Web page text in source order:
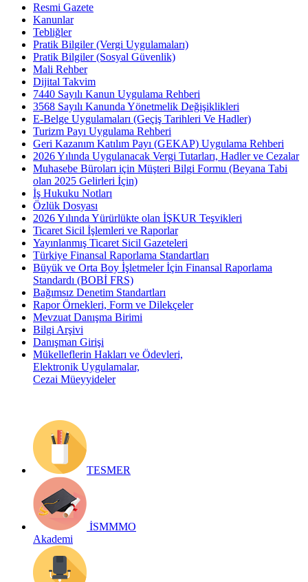
Resmi Gazete
Kanunlar
Tebliğler
Pratik Bilgiler (Vergi Uygulamaları)
Pratik Bilgiler (Sosyal Güvenlik)
Mali Rehber
Dijital Takvim
7440 Sayılı Kanun Uygulama Rehberi
3568 Sayılı Kanunda Yönetmelik Değişiklikleri
E-Belge Uygulamaları (Geçiş Tarihleri Ve Hadler)
Turizm Payı Uygulama Rehberi
Geri Kazanım Katılım Payı (GEKAP) Uygulama Rehberi
2026 Yılında Uygulanacak Vergi Tutarları, Hadler ve Cezalar
Muhasebe Büroları için Müşteri Bilgi Formu (Beyana Tabi
olan 2025 Gelirleri İçin)
İş Hukuku Notları
Özlük Dosyası
2026 Yılında Yürürlükte olan İŞKUR Teşvikleri
Ticaret Sicil İşlemleri ve Raporlar
Yayınlanmış Ticaret Sicil Gazeteleri
Türkiye Finansal Raporlama Standartları
Büyük ve Orta Boy İşletmeler İçin Finansal Raporlama
Standardı (BOBİ FRS)
Bağımsız Denetim Standartları
Rapor Örnekleri, Form ve Dilekçeler
Mevzuat Danışma Birimi
Bilgi Arşivi
Danışman Girişi
Mükelleflerin Hakları ve Ödevleri,
Elektronik Uygulamalar,
Cezai Müeyyideler
TESMER
İSMMMO
Akademi